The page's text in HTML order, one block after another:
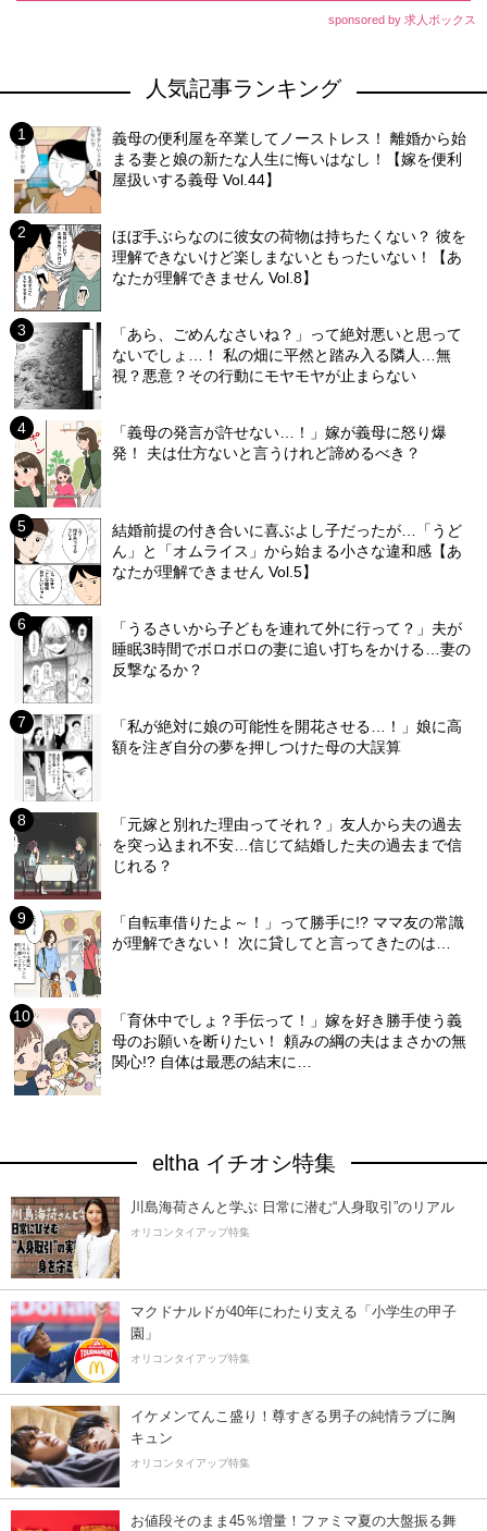
sponsored by 求人ボックス
人気記事ランキング
義母の便利屋を卒業してノーストレス！ 離婚から始
まる妻と娘の新たな人生に悔いはなし！【嫁を便利
屋扱いする義母 Vol.44】
ほぼ手ぶらなのに彼女の荷物は持ちたくない？ 彼を
理解できないけど楽しまないともったいない！【あ
なたが理解できません Vol.8】
「あら、ごめんなさいね？」って絶対悪いと思って
ないでしょ…！ 私の畑に平然と踏み入る隣人…無
視？悪意？その行動にモヤモヤが止まらない
「義母の発言が許せない…！」嫁が義母に怒り爆
発！ 夫は仕方ないと言うけれど諦めるべき？
結婚前提の付き合いに喜ぶよし子だったが…「うど
ん」と「オムライス」から始まる小さな違和感【あ
なたが理解できません Vol.5】
「うるさいから子どもを連れて外に行って？」夫が
睡眠3時間でボロボロの妻に追い打ちをかける…妻の
反撃なるか？
「私が絶対に娘の可能性を開花させる…！」娘に高
額を注ぎ自分の夢を押しつけた母の大誤算
「元嫁と別れた理由ってそれ？」友人から夫の過去
を突っ込まれ不安…信じて結婚した夫の過去まで信
じれる？
「自転車借りたよ～！」って勝手に!? ママ友の常識
が理解できない！ 次に貸してと言ってきたのは…
「育休中でしょ？手伝って！」嫁を好き勝手使う義
母のお願いを断りたい！ 頼みの綱の夫はまさかの無
関心!? 自体は最悪の結末に…
eltha イチオシ特集
川島海荷さんと学ぶ 日常に潜む“人身取引”のリアル
オリコンタイアップ特集
マクドナルドが40年にわたり支える「小学生の甲子
園」
オリコンタイアップ特集
イケメンてんこ盛り！尊すぎる男子の純情ラブに胸
キュン
オリコンタイアップ特集
お値段そのまま45％増量！ファミマ夏の大盤振る舞